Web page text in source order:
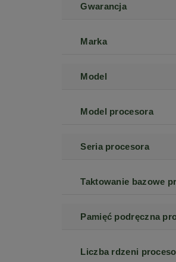
Gwarancja
Marka
Model
Model procesora
Seria procesora
Taktowanie bazowe
Pamięć podręczna
Liczba rdzeni